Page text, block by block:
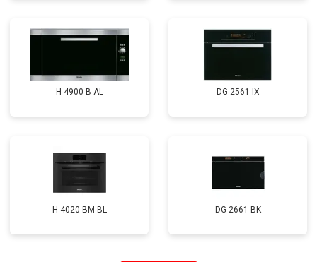
H 4900 B AL DG 2561 IX
H 4020 BM BL DG 2661 BK